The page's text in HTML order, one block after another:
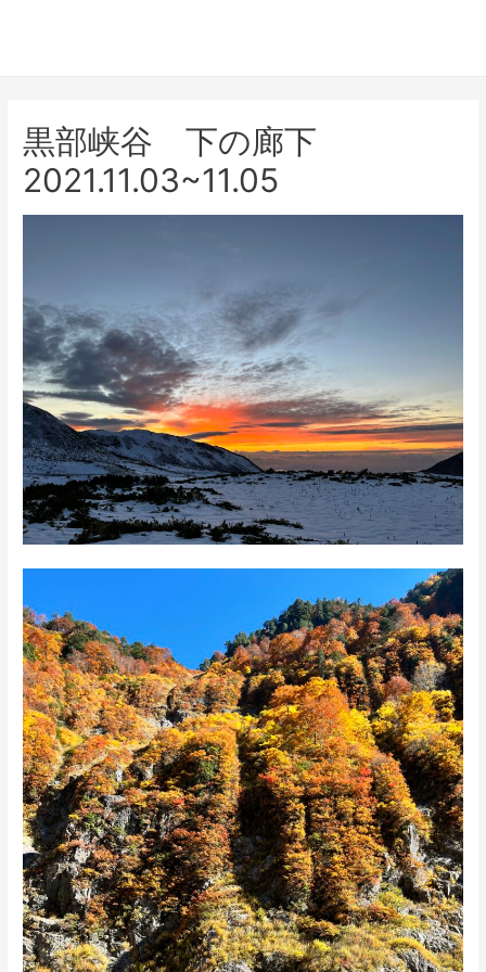
黒部峡谷 下の廊下
2021.11.03~11.05